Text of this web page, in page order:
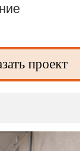
проект